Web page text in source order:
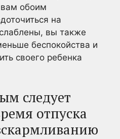
обоим
на
вы также
беспокойства и
своего ребенка
следует
отпуска